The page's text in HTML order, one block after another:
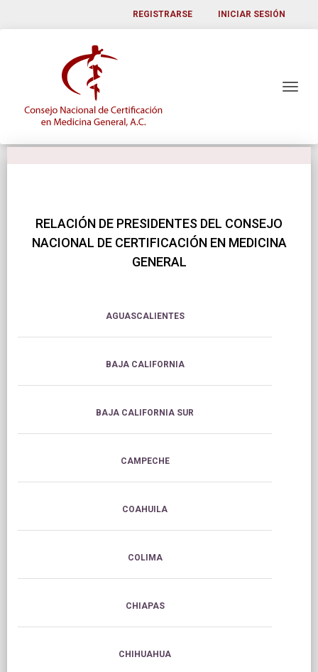
REGISTRARSE INICIAR SESIÓN
RELACIÓN DE PRESIDENTES DEL CONSEJO
NACIONAL DE CERTIFICACIÓN EN MEDICINA
GENERAL
AGUASCALIENTES
BAJA CALIFORNIA
BAJA CALIFORNIA SUR
CAMPECHE
COAHUILA
COLIMA
CHIAPAS
CHIHUAHUA